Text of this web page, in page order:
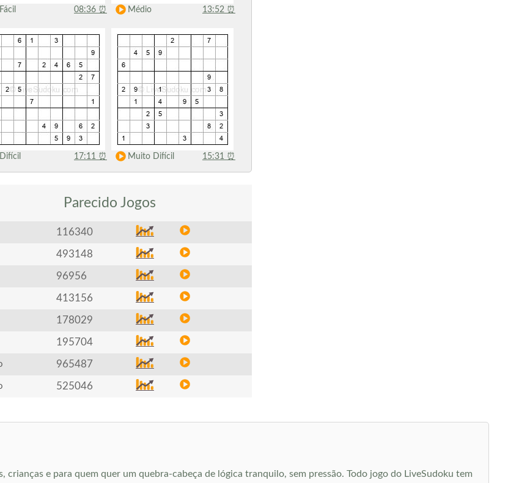
Fácil 08:36 ⏰ Médio 13:52 ⏰
Difícil 17:11 ⏰ Muito Difícil 15:31 ⏰
ParecidoJogos
116340
493148
96956
413156
178029
195704
965487
525046
e para quem quer um quebra-cabeça de lógica tranquilo, sem pressão. Todo jogo do LiveSudoku tem